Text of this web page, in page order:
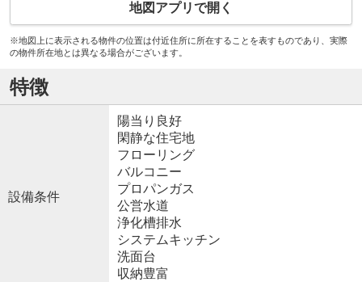
地図アプリで開く
※地図上に表示される物件の位置は付近住所に所在することを表すものであり、実際
の物件所在地とは異なる場合がございます。
特徴
設備条件
陽当り良好
閑静な住宅地
フローリング
バルコニー
プロパンガス
公営水道
浄化槽排水
システムキッチン
洗面台
収納豊富